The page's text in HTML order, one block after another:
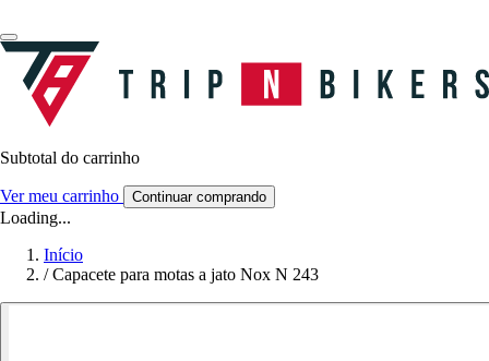
Subtotal do carrinho
Ver meu carrinho Continuar comprando
Loading...
Início
/ Capacete para motas a jato Nox N 243